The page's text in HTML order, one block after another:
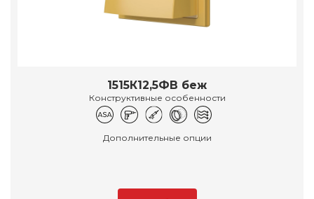
1515К12,5ФВ беж
Конструктивные особенности
Дополнительные опции